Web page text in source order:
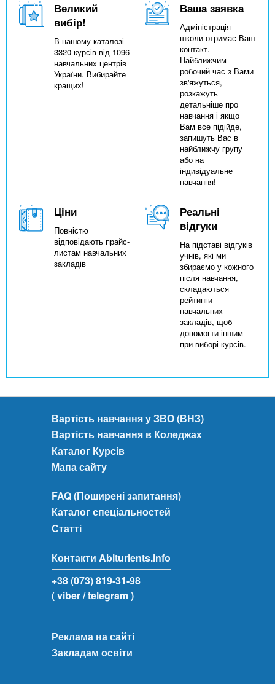
Великий
вибір!
В нашому каталозі
3320 курсів від 1096
навчальних центрів
України. Вибирайте
кращих!
Ваша заявка
Адміністрація
школи отримає Ваш
контакт.
Найближчим
робочий час з Вами
зв'яжуться,
розкажуть
детальніше про
навчання і якщо
Вам все підійде,
запишуть Вас в
найближчу групу
або на
індивідуальне
навчання!
Ціни
Повністю
відповідають прайс-
листам навчальних
закладів
Реальні
відгуки
На підставі відгуків
учнів, які ми
збираємо у кожного
після навчання,
складаються
рейтинги
навчальних
закладів, щоб
допомогти іншим
при виборі курсів.
Вартість навчання у ЗВО (ВНЗ)
Вартість навчання в Коледжах
Каталог Курсів
Мапа сайту
FAQ (Поширені запитання)
Каталог спеціальностей
Статті
Контакти Abiturients.info
+38 (073) 819-31-98
( viber/ telegram )
Реклама на сайті
Закладам освіти